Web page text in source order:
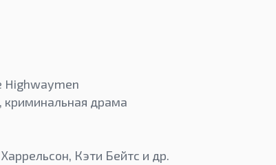
Highwaymen
криминальная драма
Кэти Бейтс и др.